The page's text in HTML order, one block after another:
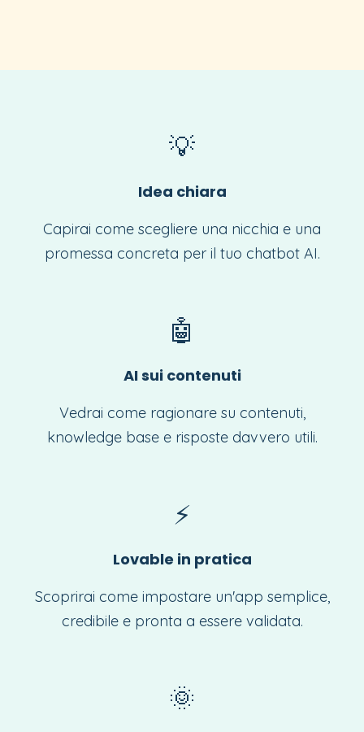
💡
Idea chiara
Capirai come scegliere una nicchia e una
promessa concreta per il tuo chatbot AI.
🤖
AI sui contenuti
Vedrai come ragionare su contenuti,
knowledge base e risposte davvero utili.
⚡
Lovable in pratica
Scoprirai come impostare un'app semplice,
credibile e pronta a essere validata.
🌞